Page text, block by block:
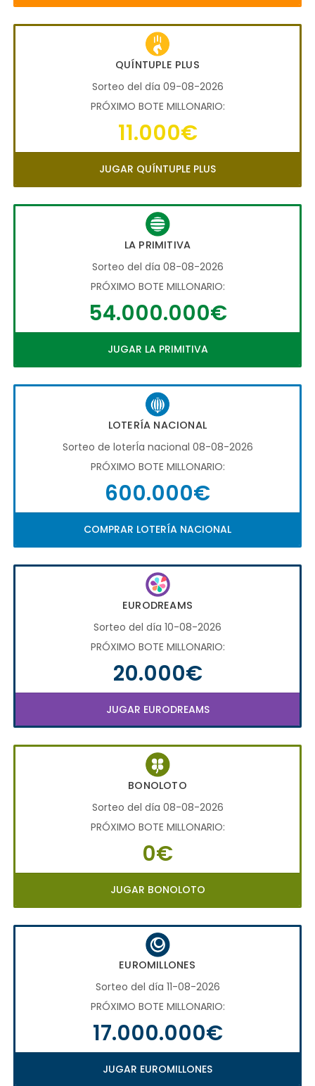
QUÍNTUPLE PLUS
Sorteo del día 09-08-2026
PRÓXIMO BOTE MILLONARIO:
11.000€
JUGAR QUÍNTUPLE PLUS
LA PRIMITIVA
Sorteo del día 08-08-2026
PRÓXIMO BOTE MILLONARIO:
54.000.000€
JUGAR LA PRIMITIVA
LOTERÍA NACIONAL
Sorteo de loterÍa nacional 08-08-2026
PRÓXIMO BOTE MILLONARIO:
600.000€
COMPRAR LOTERÍA NACIONAL
EURODREAMS
Sorteo del día 10-08-2026
PRÓXIMO BOTE MILLONARIO:
20.000€
JUGAR EURODREAMS
BONOLOTO
Sorteo del día 08-08-2026
PRÓXIMO BOTE MILLONARIO:
0€
JUGAR BONOLOTO
EUROMILLONES
Sorteo del día 11-08-2026
PRÓXIMO BOTE MILLONARIO:
17.000.000€
JUGAR EUROMILLONES